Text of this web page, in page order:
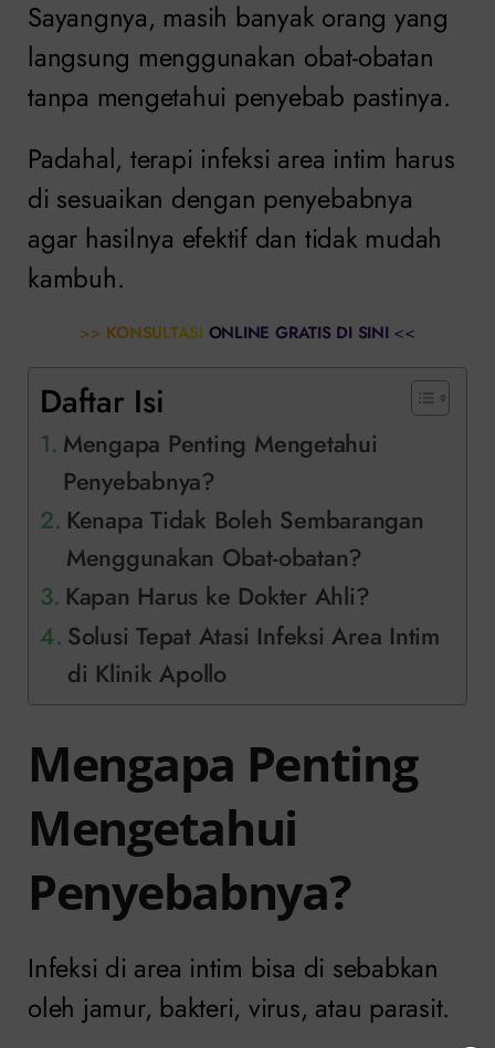
Sayangnya, masih banyak orang yang
langsung menggunakan obat-obatan
tanpa mengetahui penyebab pastinya.
Padahal, terapi infeksi area intim harus
di sesuaikan dengan penyebabnya
agar hasilnya efektif dan tidak mudah
kambuh.
>> KONSULTASI ONLINE GRATIS DI SINI <<
Daftar Isi
Mengapa Penting Mengetahui
Penyebabnya?
Kenapa Tidak Boleh Sembarangan
Menggunakan Obat-obatan?
Kapan Harus ke Dokter Ahli?
Solusi Tepat Atasi Infeksi Area Intim
di Klinik Apollo
Mengapa Penting
Mengetahui
Penyebabnya?
Infeksi di area intim bisa di sebabkan
oleh jamur, bakteri, virus, atau parasit.